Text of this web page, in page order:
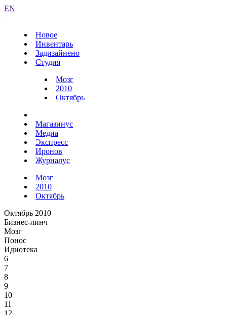
EN
Новое
Инвентарь
Задизайнено
Студия
Мозг
2010
Октябрь
Магазинус
Медиа
Экспресс
Иронов
Журналус
Мозг
2010
Октябрь
Октябрь 2010
Бизнес-линч
Мозг
Понос
Идиотека
6
7
8
9
10
11
12